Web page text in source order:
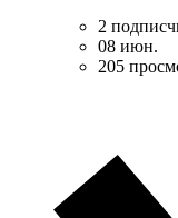
2
08 июн.
205